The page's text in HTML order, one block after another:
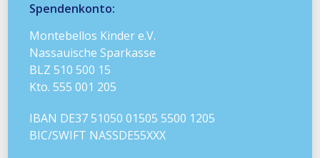
Spendenkonto:
Montebellos Kinder e.V.
Nassauische Sparkasse
BLZ 510 500 15
Kto. 555 001 205
IBAN DE37 51050 01505 5500 1205
BIC/SWIFT NASSDE55XXX